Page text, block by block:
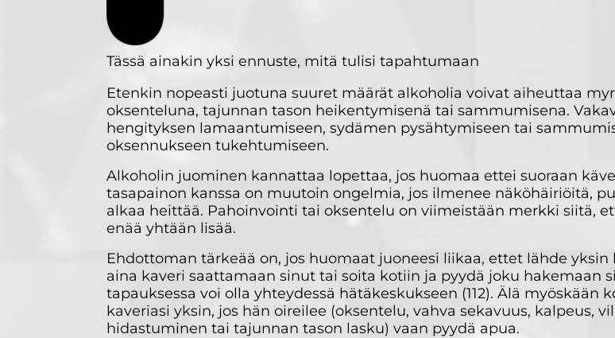
Tässä ainakin yksi ennuste, mitä tulisi tapahtumaan
Etenkin nopeasti juotuna suuret määrät alkoholia voivat aiheuttaa
oksenteluna, tajunnan tason heikentymisenä tai sammumisena.
hengityksen lamaantumiseen, sydämen pysähtymiseen tai
oksennukseen tukehtumiseen.
Alkoholin juominen kannattaa lopettaa, jos huomaa ettei suoraan
tasapainon kanssa on muutoin ongelmia, jos ilmenee näköhäiriöitä,
alkaa heittää. Pahoinvointi tai oksentelu on viimeistään merkki siitä,
enää yhtään lisää.
Ehdottoman tärkeää on, jos huomaat juoneesi liikaa, ettet lähde
aina kaveri saattamaan sinut tai soita kotiin ja pyydä joku hakemaan
tapauksessa voi olla yhteydessä hätäkeskukseen (112). Älä myöskään
kaveriasi yksin, jos hän oireilee (oksentelu, vahva sekavuus, kalpeus,
hidastuminen tai tajunnan tason lasku) vaan pyydä apua.